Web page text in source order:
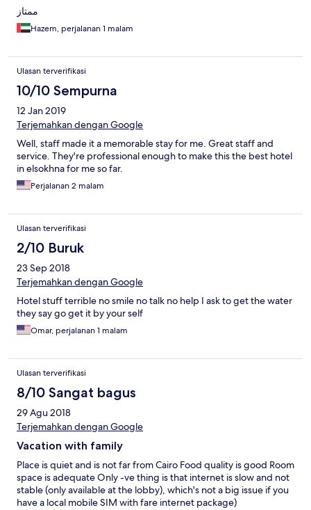
ممتاز
Hazem, perjalanan 1 malam
Ulasan terverifikasi
10/10 Sempurna
12 Jan 2019
Terjemahkan dengan Google
Well, staff made it a memorable stay for me. Great staff and
service. They're professional enough to make this the best hotel
in elsokhna for me so far.
Perjalanan 2 malam
Ulasan terverifikasi
2/10 Buruk
23 Sep 2018
Terjemahkan dengan Google
Hotel stuff terrible no smile no talk no help I ask to get the water
they say go get it by your self
Omar, perjalanan 1 malam
Ulasan terverifikasi
8/10 Sangat bagus
29 Agu 2018
Terjemahkan dengan Google
Vacation with family
Place is quiet and is not far from Cairo Food quality is good Room
space is adequate Only -ve thing is that internet is slow and not
stable (only available at the lobby), which's not a big issue if you
have a local mobile SIM with fare internet package)